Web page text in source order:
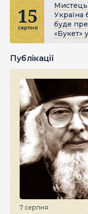
15
серпня
Україна
буде
«Букет»
Публікації
7 серпня